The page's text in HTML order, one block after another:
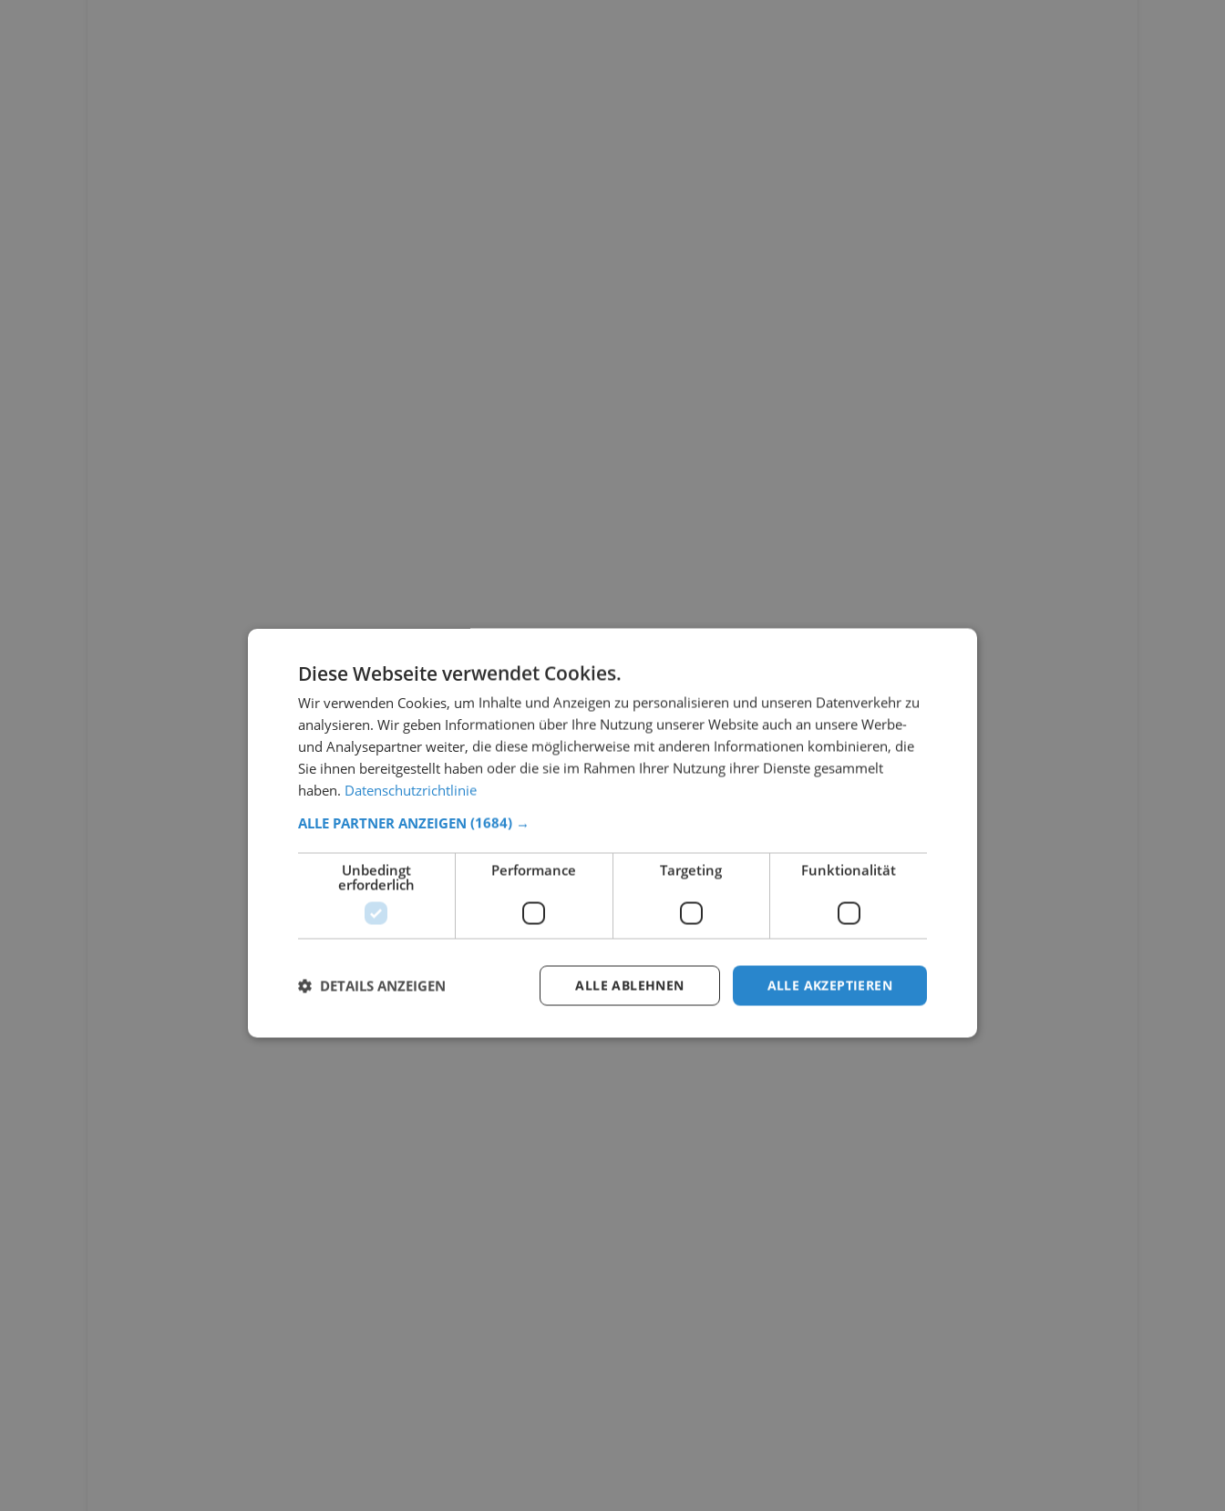
Diese Webseite verwendet Cookies.
Wir verwenden Cookies, um Inhalte und Anzeigen zu personalisieren und unseren Datenverkehr zu
analysieren. Wir geben Informationen über Ihre Nutzung unserer Website auch an unsere Werbe-
und Analysepartner weiter, die diese möglicherweise mit anderen Informationen kombinieren, die
Sie ihnen bereitgestellt haben oder die sie im Rahmen Ihrer Nutzung ihrer Dienste gesammelt
haben. Datenschutzrichtlinie
ALLE PARTNER ANZEIGEN (1684) →
Unbedingt
erforderlich
Performance Targeting Funktionalität
ALLE AKZEPTIEREN
ALLE ABLEHNEN
DETAILS ANZEIGEN